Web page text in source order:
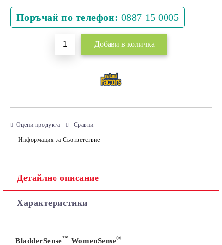
Поръчай по телефон: 0887 15 0005
Оцени продукта Сравни
Информация за Съответствие
Детайлно описание
Характеристики
BladderSense™ WomenSense®